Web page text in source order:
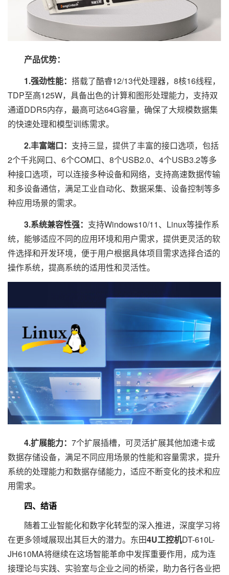
产品优势：
1.强劲性能： 搭载了酷睿12/13代处理器，8核16线程，
TDP至高125W，具备出色的计算和图形处理能力，支持双
通道DDR5内存，最高可达64G容量，确保了大规模数据集
的快速处理和模型训练需求。
2.丰富端口： 支持三显，提供了丰富的接口选项，包括
2个千兆网口、6个COM口、8个USB2.0、4个USB3.2等多
种接口选项，可以连接多种设备和网络，支持高速数据传输
和多设备通信，满足工业自动化、数据采集、设备控制等多
种应用场景的需求。
3.系统兼容性强： 支持Windows10/11、Linux等操作系
统，能够适应不同的应用环境和用户需求，提供更灵活的软
件选择和开发环境，便于用户根据具体项目需求选择合适的
操作系统，提高系统的适用性和灵活性。
4.扩展能力： 7个扩展插槽，可灵活扩展其他加速卡或
数据存储设备，满足不同应用场景的性能和容量需求，提升
系统的处理能力和数据存储能力，适应不断变化的技术和应
用需求。
四、结语
随着工业智能化和数字化转型的深入推进，深度学习将
在更多领域展现出其巨大的潜力。东田4U工控机DT-610L-
JH610MA将继续在这场智能革命中发挥重要作用，成为连
接理论与实践、实验室与企业之间的桥梁，助力各行各业把